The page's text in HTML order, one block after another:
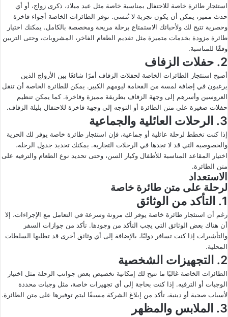
استئجار طائرة خاصة للاحتفال بمناسبة خاصة مثل عيد ميلاد، ذكرى زواج، أو أي
حدث مميز، يمكن أن يكون تجربة لا تُنسى. توفر الطائرات الخاصة أجواء فاخرة
وحصرية تتيح لك ولأحبائك الاستمتاع برحلة مريحة ومخصصة بالكامل. يمكنك اختيار
طائرة مزودة بخدمات متميزة مثل تقديم الطعام الفاخر، المشروبات، وحتى التزيين
وفقًا للمناسبة.
2. حفلات الزفاف
أصبح استئجار الطائرات الخاصة لحفلات الزفاف أمرًا شائعًا بين الأزواج الذين
يرغبون في إضافة لمسة من الفخامة ليومهم الكبير. يمكن للطائرة الخاصة أن تنقل
العروسين وأسرهم إلى وجهة الزفاف بطريقة مميزة وفاخرة. كما يمكن تنظيم
حفلات صغيرة على متن الطائرة أو التوجه إلى وجهة فاخرة للاحتفال بليلة الزفاف.
3. الرحلات العائلية والجماعية
إذا كنت تخطط لرحلة عائلية أو جماعية، فإن استئجار طائرة خاصة يوفر لك الحرية
والخصوصية التي قد لا تجدها في الرحلات التجارية. يمكنك تحديد جدول الرحلة،
اختيار المقاعد المناسبة للأطفال وكبار السن، وحتى تحديد نوع الطعام والترفيه على
متن الطائرة.
الاستعداد
لرحلة على متن طائرة خاصة
1. التأكد من الوثائق
رغم أن استئجار طائرة خاصة يوفر لك مرونة وسرعة في التعامل مع الإجراءات، إلا
أن هناك بعض الوثائق التي يجب التأكد من وجودها. تأكد من جوازات السفر
والتأشيرات إذا كنت تسافر دوليًا، بالإضافة إلى أي وثائق أخرى قد تطلبها السلطات
المحلية.
2. التجهيزات الشخصية
الطائرات الخاصة غالبًا ما تتيح لك إمكانية تخصيص بعض جوانب الرحلة مثل اختيار
الوجبات أو الترفيه. إذا كنت بحاجة إلى أي تجهيزات خاصة، مثل وجبات محددة
لأسباب صحية أو دينية، تأكد من إبلاغ الشركة مسبقًا ليتم توفيرها على متن الطائرة.
3. الملابس والمظهر